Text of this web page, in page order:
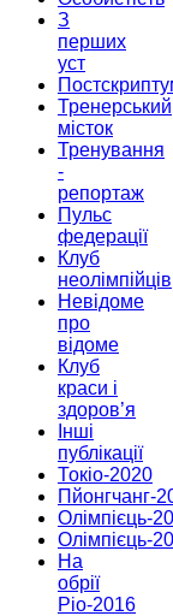
З
перших
уст
Тренерський
місток
Тренування
-
репортаж
Пульс
федерації
Клуб
неолімпійців
Невідоме
про
відоме
Клуб
краси і
здоров’я
Інші
публікації
Токіо-2020
Пйонгчанг-
Олімпієць-
Олімпієць-
На
обрії
Ріо-2016